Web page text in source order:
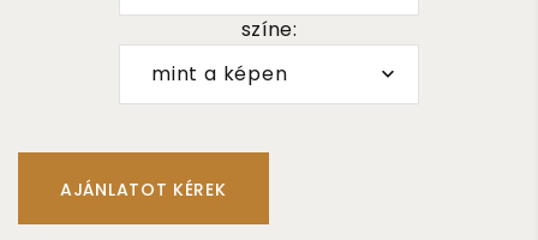
színe:
mint a képen